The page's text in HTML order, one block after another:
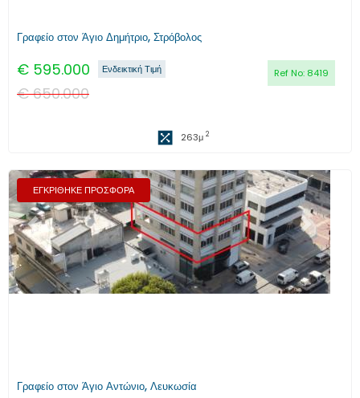
Γραφείο στον Άγιο Δημήτριο, Στρόβολος
€ 595.000 Ref No: 8419
Ενδεικτική Τιμή
€650.000
263μ 2
ΕΓΚΡΙΘΗΚΕ ΠΡΟΣΦΟΡΑ
Προηγούμενο Επόμενο
Γραφείο στον Άγιο Αντώνιο, Λευκωσία